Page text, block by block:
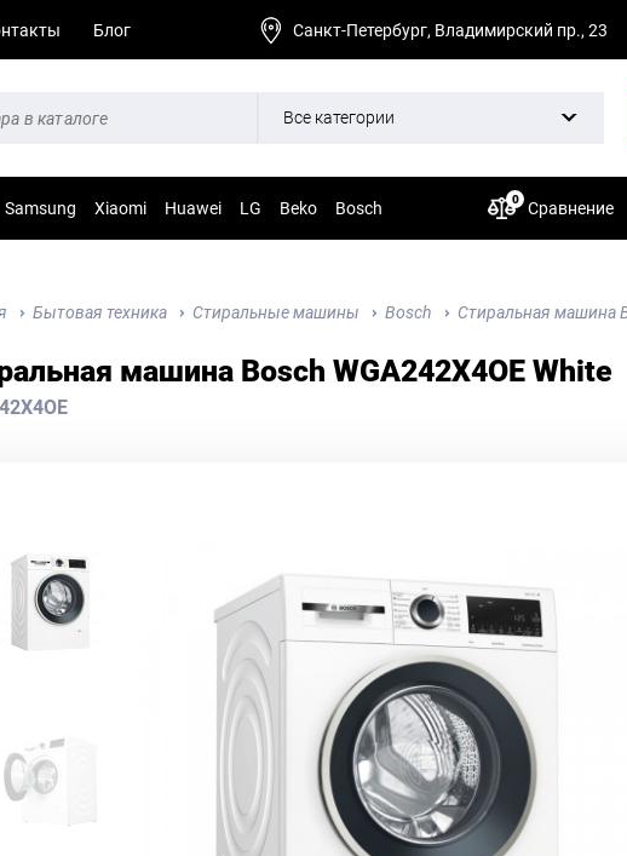
Блог Санкт-Петербург, Владимирский пр., 23
Все категории
Samsung Xiaomi Huawei LG Beko Bosch Сравнение
0
Бытовая техника Стиральные машины Bosch Стиральная машина
машина Bosch WGA242X4OE White